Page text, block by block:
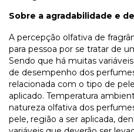
Sobre a agradabilidade e
A percepção olfativa de
para pessoa por se tratar de
Sendo que há muitas
de desempenho dos
relacionada com o tipo de
aplicado. Temperatura
natureza olfativa dos
pele, região a ser aplicada,